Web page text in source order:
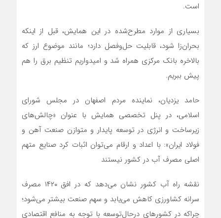
است.
بسیاری از موارد مطرح‌شده در این همایش، قبل از اینکه
بحران‌زا شود، قابلیت حل‌وفصل دارد؛ مانند موضوع ارز که
بالاخره بانک مرکزی همراه شد و امیدواریم تنظیم برق را هم
پیش ببریم.
حامد یزدیان، نماینده مردم اصفهان در مجلس شورای
اسلامی، در پنل تخصصی همایش با عنوان «چالش‌های
زیرساخت و انرژی در توسعه پایدار و متوازن صنعت آهن و
فولاد ایران»: با اعداد و ارقام می‌توان اثبات کرد صنایع متهم
اصلی مصرف آب در کشور نیستند
نقشه راه آب کشور نشان می‌دهد که در افق ۱۴۲۰ مصرف
سرانه کشاورزی کاهش می‌یابد و سهم صنعت بیشتر می‌شود؛
چراکه در کشورهای درحال‌توسعه با توجه به منافع اقتصادی